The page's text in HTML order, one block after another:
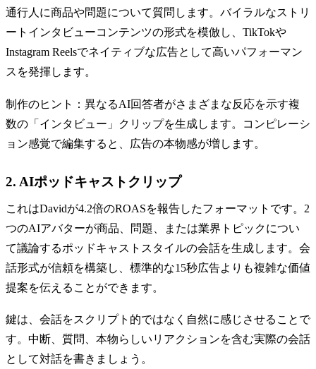
通行人に商品や問題について質問します。バイラルなストリ
ートインタビューコンテンツの形式を模倣し、TikTokや
Instagram Reelsでネイティブな広告として高いパフォーマン
スを発揮します。
制作のヒント：異なるAI回答者がさまざまな反応を示す複
数の「インタビュー」クリップを生成します。コンピレーシ
ョン感覚で編集すると、広告の本物感が増します。
2. AIポッドキャストクリップ
これはDavidが4.2倍のROASを報告したフォーマットです。2
つのAIアバターが商品、問題、または業界トピックについ
て議論するポッドキャストスタイルの会話を生成します。会
話形式が信頼を構築し、標準的な15秒広告よりも複雑な価値
提案を伝えることができます。
鍵は、会話をスクリプト的ではなく自然に感じさせることで
す。中断、質問、本物らしいリアクションを含む実際の会話
として対話を書きましょう。